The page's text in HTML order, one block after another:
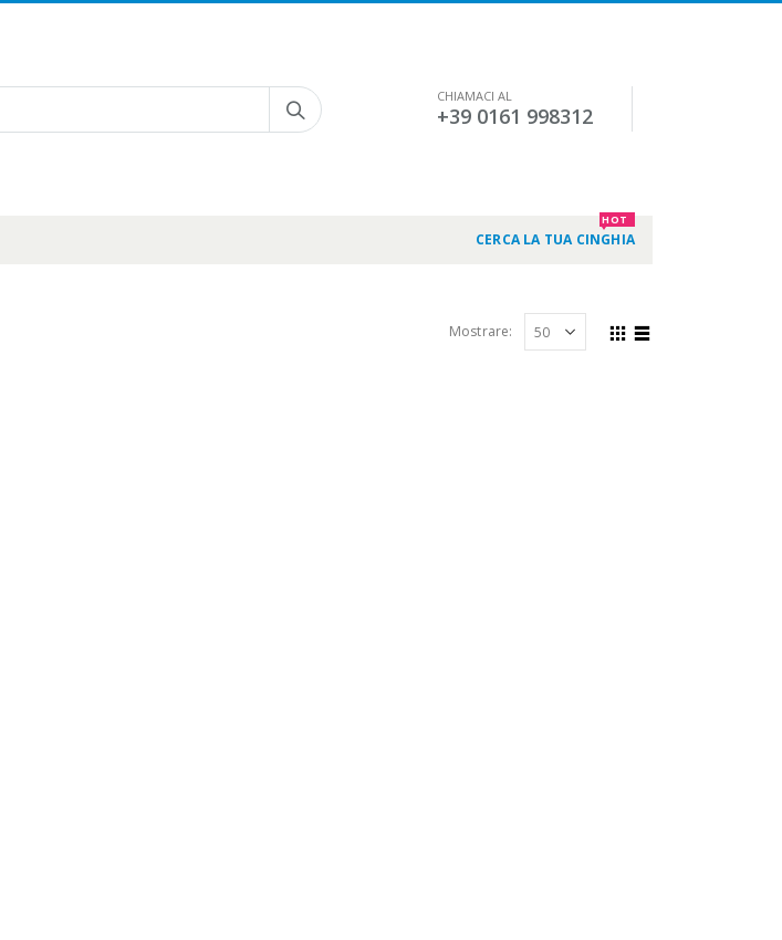
CHIAMACI AL
+39 0161 998312
CERCA LA TUA CINGHIA
HOT
Mostrare: